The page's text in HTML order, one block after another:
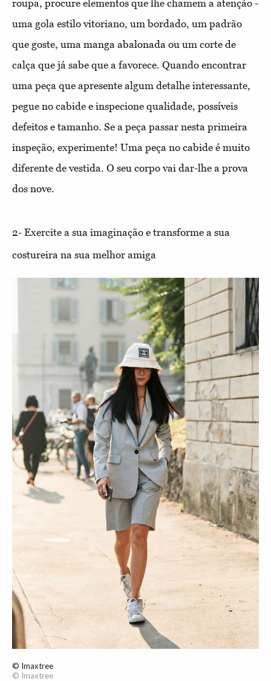
roupa, procure elementos que lhe chamem a atenção -
uma gola estilo vitoriano, um bordado, um padrão
que goste, uma manga abalonada ou um corte de
calça que já sabe que a favorece. Quando encontrar
uma peça que apresente algum detalhe interessante,
pegue no cabide e inspecione qualidade, possíveis
defeitos e tamanho. Se a peça passar nesta primeira
inspeção, experimente! Uma peça no cabide é muito
diferente de vestida. O seu corpo vai dar-lhe a prova
dos nove.
2- Exercite a sua imaginação e transforme a sua
costureira na sua melhor amiga
© Imaxtree
© Imaxtree